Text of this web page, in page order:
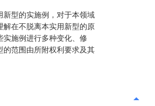
新型的实施例，对于本领域
解在不脱离本实用新型的原
实施例进行多种变化、修
的范围由所附权利要求及其